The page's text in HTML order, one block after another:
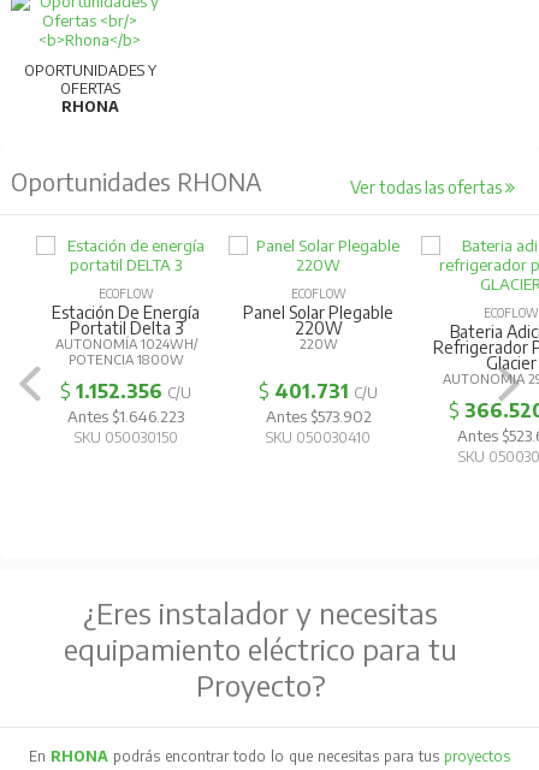
OPORTUNIDADES Y
OFERTAS
RHONA
Oportunidades RHONA Ver todas las ofertas
ECOFLOW
Estación De Energía
Portatil Delta 3
AUTONOMÍA 1024WH/
POTENCIA 1800W
$ 1.152.356 C/U
Antes $1.646.223
SKU 050030150
ECOFLOW
Panel Solar Plegable
220W
220W
$ 401.731 C/U
Antes $573.902
SKU 050030410
ECOFLOW
Bateria
Refrigerador
Glacier
AUTONOMIA
$
Antes
SKU
¿Eres instalador y necesitas
equipamiento eléctrico para tu
Proyecto?
En RHONA podrás encontrar todo lo que necesitas para tus proyectos